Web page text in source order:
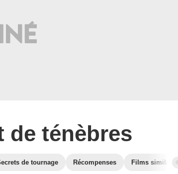
de ténèbres
de tournage Récompenses Films similaires